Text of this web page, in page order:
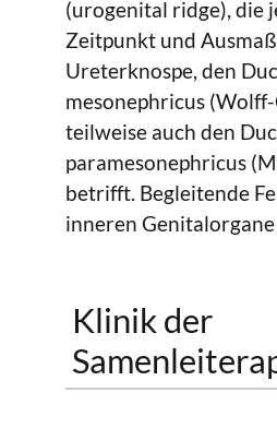
(urogenital ridge), die
Zeitpunkt und
Ureterknospe, den
mesonephricus
teilweise auch den
paramesonephricus
betrifft. Begleitende
inneren
Klinik der